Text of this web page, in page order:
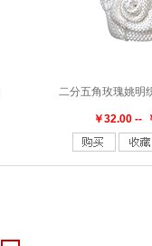
8B07CC-148二分五角玫瑰姚明
￥32.00 --